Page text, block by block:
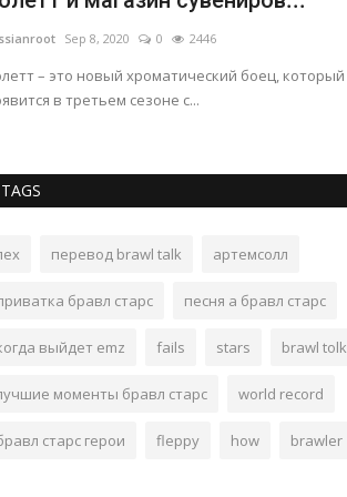
Sep 8, 2020 0 2446
– это новый хроматический боец, который
в третьем сезоне с...
TAGS
перевод brawl talk артемсолл
бравл старс песня а бравл старс
выйдет emz fails stars brawl tolk
моменты бравл старс world record
старс герои fleppy how brawler